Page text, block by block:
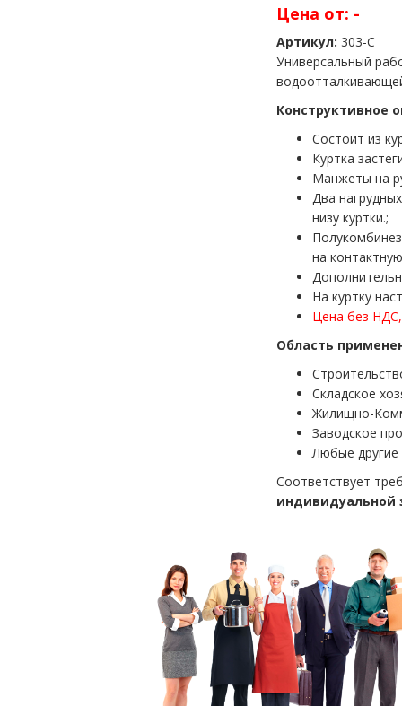
Цена от: -
Артикул: 303-С
Универсальный
Конструктивное
Состоит из
Куртка
Манжеты на
Два
низу куртки.;
на
На куртку
Цена без НДС,
Область
Складское
Жилищно-
Заводское
Любые другие
Соответствует